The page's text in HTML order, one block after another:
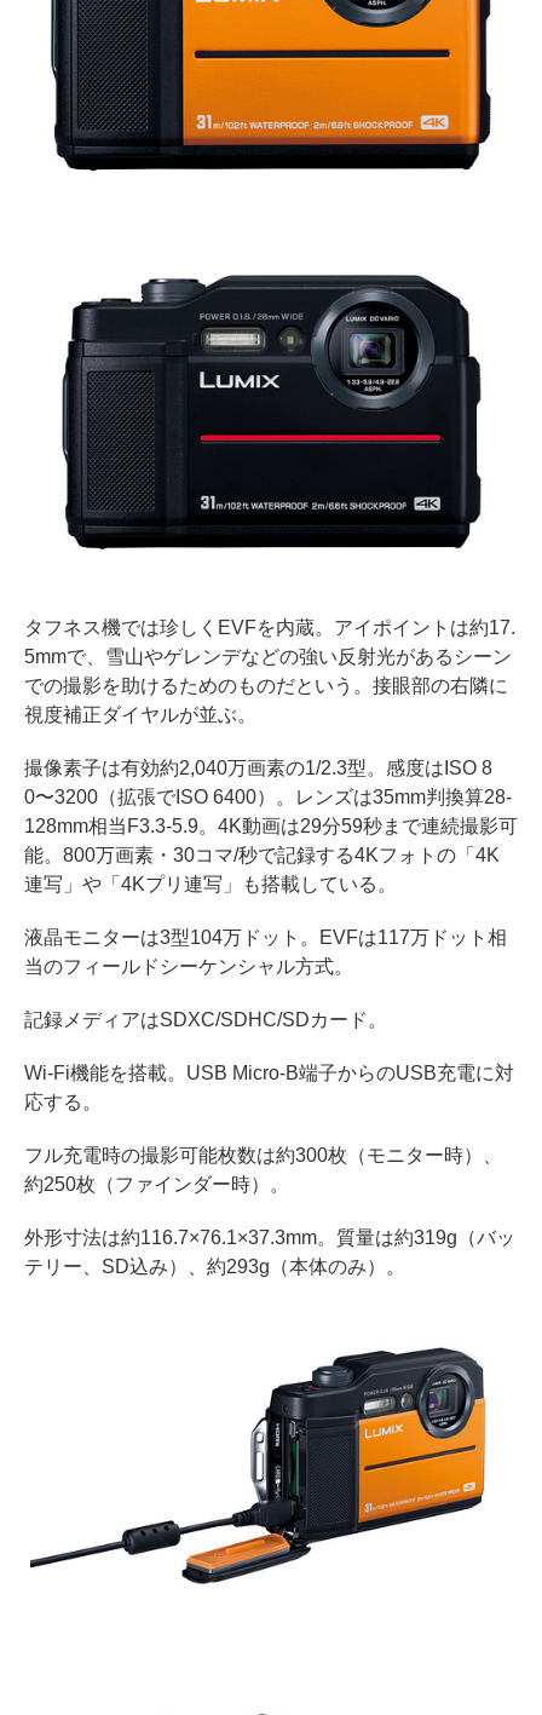
タフネス機では珍しくEVFを内蔵。アイポイントは約17.
5mmで、雪山やゲレンデなどの強い反射光があるシーン
での撮影を助けるためのものだという。接眼部の右隣に
視度補正ダイヤルが並ぶ。
撮像素子は有効約2,040万画素の1/2.3型。感度はISO 8
0〜3200（拡張でISO 6400）。レンズは35mm判換算28-
128mm相当F3.3-5.9。4K動画は29分59秒まで連続撮影可
能。800万画素・30コマ/秒で記録する4Kフォトの「4K
連写」や「4Kプリ連写」も搭載している。
液晶モニターは3型104万ドット。EVFは117万ドット相
当のフィールドシーケンシャル方式。
記録メディアはSDXC/SDHC/SDカード。
Wi-Fi機能を搭載。USB Micro-B端子からのUSB充電に対
応する。
フル充電時の撮影可能枚数は約300枚（モニター時）、
約250枚（ファインダー時）。
外形寸法は約116.7×76.1×37.3mm。質量は約319g（バッ
テリー、SD込み）、約293g（本体のみ）。